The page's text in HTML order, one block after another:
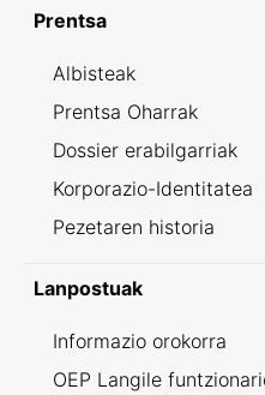
Prentsa
Albisteak
Prentsa Oharrak
Dossier erabilgarriak
Korporazio-Identitatea
Pezetaren historia
Lanpostuak
Informazio orokorra
OEP Langile